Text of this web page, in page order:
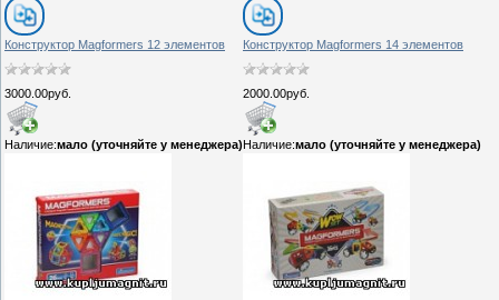
Конструктор Magformers 12 элементов
3000.00руб.
Наличие:мало (уточняйте у менеджера)
Конструктор Magformers 14 элементов
2000.00руб.
Наличие:мало (уточняйте у менеджера)